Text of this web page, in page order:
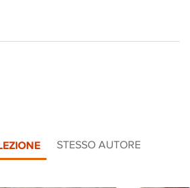
STESSO AUTORE